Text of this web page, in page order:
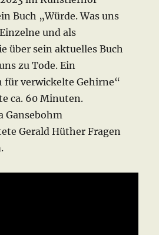
Buch „Würde. Was uns
und als
über sein aktuelles Buch
zu Tode. Ein
für verwickelte Gehirne“
ca. 60 Minuten.
Gansebohm
Gerald Hüther Fragen